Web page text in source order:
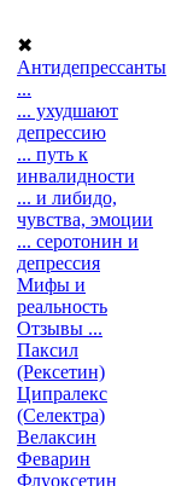
✖
Антидепрессанты
...
... ухудшают
депрессию
... путь к
инвалидности
... и либидо,
чувства, эмоции
... серотонин и
депрессия
Мифы и
реальность
Отзывы ...
Паксил
(Рексетин)
Ципралекс
(Селектра)
Велаксин
Феварин
Флуоксетин